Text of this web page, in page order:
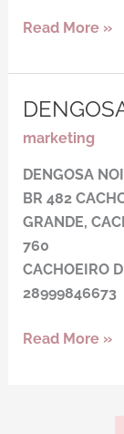
Read More »
marketing
DENGOSA
BR 482
GRANDE,
760
CACHOEIRO
28999846673
DENGOSA
NOIVAS
Read More »